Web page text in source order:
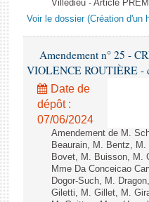
Villedieu - Article
Voir le dossier (Création d'un
Amendement n° 25 -
VIOLENCE ROUTIÈRE -
Date de
dépôt :
07/06/2024
Amendement de M.
Beaurain, M. Bentz,
Bovet, M. Buisson, M.
Mme Da Conceicao
Dogor-Such, M.
Giletti, M. Gillet, M.